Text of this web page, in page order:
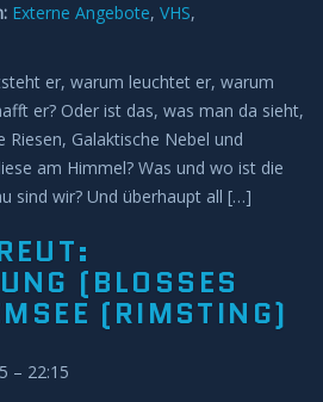
Externe Angebote, VHS,
er, warum leuchtet er, warum
er? Oder ist das, was man da sieht,
Riesen, Galaktische Nebel und
am Himmel? Was und wo ist die
sind wir? Und überhaupt all […]
(BLOSSES A
(RIMSTING)
– 22:15